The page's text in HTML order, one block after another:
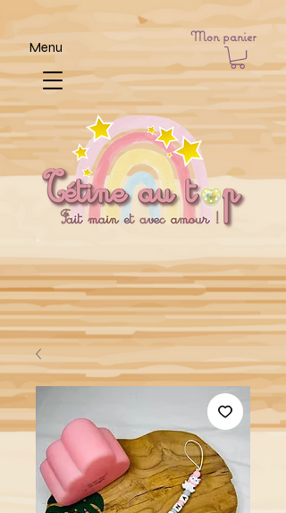
Mon panier
Menu